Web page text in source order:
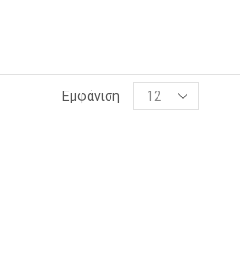
Εμφάνιση
Products
per